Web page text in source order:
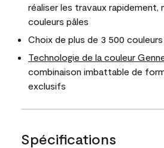
réaliser les travaux rapidement,
couleurs pâles
Choix de plus de 3 500
Technologie de la couleur
combinaison imbattable de
exclusifs
Spécifications